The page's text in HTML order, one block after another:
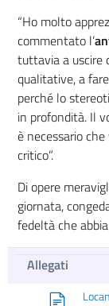
“Ho molto
commentato l’
tuttavia a uscire
qualitative, a
perché lo
in profondità. Il
è necessario
critico”.
Di opere
giornata,
fedeltà che
Allegati